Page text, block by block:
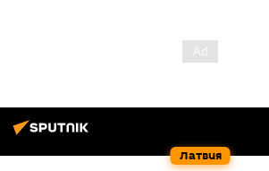
Латвия